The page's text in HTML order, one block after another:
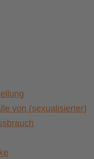
von (sexualisierter)